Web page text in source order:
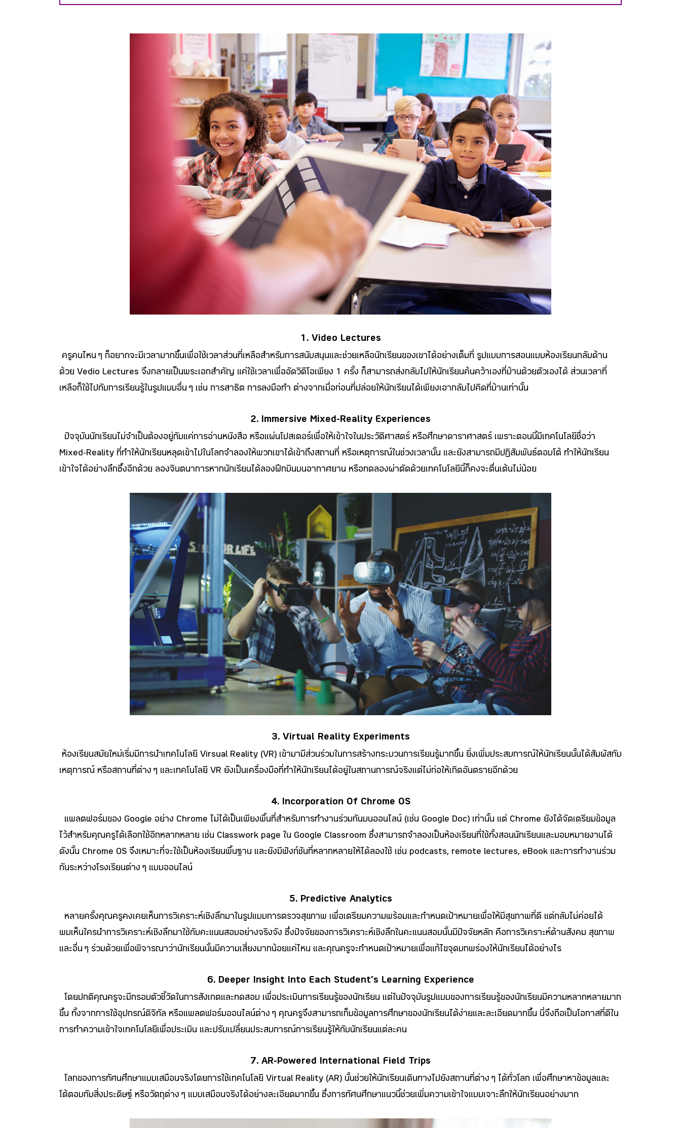
1. Video Lectures
ครูคนไหน ๆ ก็อยากจะมีเวลามากขึ้นเพื่อใช้เวลาส่วนที่เหลือสำหรับการสนับสนุนและช่วยเหลือนักเรียนของเขาได้อย่างเต็มที่ รูปแบบการสอนแบบห้องเรียนกลับด้าน
ด้วย Vedio Lectures จึงกลายเป็นพระเอกสำคัญ แค่ใช้เวลาเพื่ออัดวิดีโอเพียง 1 ครั้ง ก็สามารถส่งกลับไปให้นักเรียนค้นคว้าเองที่บ้านด้วยตัวเองได้ ส่วนเวลาที่
เหลือก็ใช้ไปกับการเรียนรู้ในรูปแบบอื่น ๆ เช่น การสาธิต การลงมือทำ ต่างจากเมื่อก่อนที่ปล่อยให้นักเรียนได้เพียงเอากลับไปคิดที่บ้านเท่านั้น
2. Immersive Mixed-Reality Experiences
ปัจจุบันนักเรียนไม่จำเป็นต้องอยู่กับแค่การอ่านหนังสือ หรือแผ่นโปสเตอร์เพื่อให้เข้าใจในประวัติศาสตร์ หรือศึกษาดาราศาสตร์ เพราะตอนนี้มีเทคโนโลยีชื่อว่า
Mixed-Reality ที่ทำให้นักเรียนหลุดเข้าไปในโลกจำลองให้พวกเขาได้เข้าถึงสถานที่ หรือเหตุการณ์ในช่วงเวลานั้น และยังสามารถมีปฏิสัมพันธ์ตอบโต้ ทำให้นักเรียน
เข้าใจได้อย่างลึกซึ้งอีกด้วย ลองจินตนาการหากนักเรียนได้ลองฝึกบินบนอากาศยาน หรือทดลองผ่าตัดด้วยเทคโนโลยีนี้ก็คงจะตื่นเต้นไม่น้อย
3. Virtual Reality Experiments
ห้องเรียนสมัยใหม่เริ่มมีการนำเทคโนโลยี Virsual Reality (VR) เข้ามามีส่วนร่วมในการสร้างกระบวนการเรียนรู้มากขึ้น ยิ่งเพิ่มประสบการณ์ให้นักเรียนนั้นได้สัมผัสกับ
เหตุการณ์ หรือสถานที่ต่าง ๆ และเทคโนโลยี VR ยังเป็นเครื่องมือที่ทำให้นักเรียนได้อยู่ในสถานการณ์จริงแต่ไม่ก่อให้เกิดอันตรายอีกด้วย
4. Incorporation Of Chrome OS
แพลตฟอร์มของ Google อย่าง Chrome ไม่ได้เป็นเพียงพื้นที่สำหรับการทำงานร่วมกันบนออนไลน์ (เช่น Google Doc) เท่านั้น แต่ Chrome ยังได้จัดเตรียมข้อมูล
ไว้สำหรับคุณครูได้เลือกใช้อีกหลากหลาย เช่น Classwork page ใน Google Classroom ซึ่งสามารถจำลองเป็นห้องเรียนที่ใช้ทั้งสอนนักเรียนและมอบหมายงานได้
ดังนั้น Chrome OS จึงเหมาะที่จะใช้เป็นห้องเรียนพื้นฐาน และยังมีฟังก์ชันที่หลากหลายให้ได้ลองใช้ เช่น podcasts, remote lectures, eBook และการทำงานร่วม
กันระหว่างโรงเรียนต่าง ๆ แบบออนไลน์
5. Predictive Analytics
หลายครั้งคุณครูคงเคยเห็นการวิเคราะห์เชิงลึกมาในรูปแบบการตรวจสุขภาพ เพื่อเตรียมความพร้อมและกำหนดเป้าหมายเพื่อให้มีสุขภาพที่ดี แต่กลับไม่ค่อยได้
พบเห็นใครนำการวิเคราะห์เชิงลึกมาใช้กับคะแนนสอบอย่างจริงจัง ซึ่งปัจจัยของการวิเคราะห์เชิงลึกในคะแนนสอบนั้นมีปัจจัยหลัก คือการวิเคราะห์ด้านสังคม สุขภาพ
และอื่น ๆ ร่วมด้วยเพื่อพิจารณาว่านักเรียนนั้นมีความเสี่ยงมากน้อยแค่ไหน และคุณครูจะกำหนดเป้าหมายเพื่อแก้ไขจุดบกพร่องให้นักเรียนได้อย่างไร
6. Deeper Insight Into Each Student’s Learning Experience
โดยปกติคุณครูจะมีกรอบตัวชี้วัดในการสังเกตและทดสอบ เพื่อประเมินการเรียนรู้ของนักเรียน แต่ในปัจจุบันรูปแบบของการเรียนรู้ของนักเรียนมีความหลากหลายมาก
ขึ้น ทั้งจากการใช้อุปกรณ์ดิจิทัล หรือแพลตฟอร์มออนไลน์ต่าง ๆ คุณครูจึงสามารถเก็บข้อมูลการศึกษาของนักเรียนได้ง่ายและละเอียดมากขึ้น นี่จึงถือเป็นโอกาสที่ดีใน
การทำความเข้าใจเทคโนโลยีเพื่อประเมิน และปรับเปลี่ยนประสบการณ์การเรียนรู้ให้กับนักเรียนแต่ละคน
7. AR-Powered International Field Trips
โลกของการทัศนศึกษาแบบเสมือนจริงโดยการใช้เทคโนโลยี Virtual Reality (AR) นั้นช่วยให้นักเรียนเดินทางไปยังสถานที่ต่าง ๆ ได้ทั่วโลก เพื่อศึกษาหาข้อมูลและ
โต้ตอบกับสิ่งประดิษฐ์ หรือวัตถุต่าง ๆ แบบเสมือนจริงได้อย่างละเอียดมากขึ้น ซึ่งการทัศนศึกษาแนวนี้ช่วยเพิ่มความเข้าใจแบบเจาะลึกให้นักเรียนอย่างมาก